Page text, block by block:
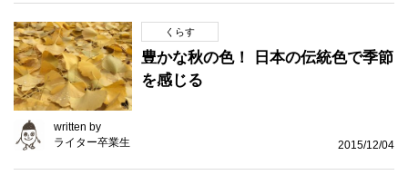
くらす
豊かな秋の色！ 日本の伝統色で季節
を感じる
written by
ライター卒業生
2015/12/04